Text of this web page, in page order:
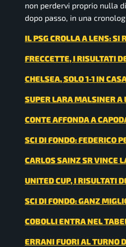
non perdervi proprio nulla
dopo passo, in una
IL PSG CROLLA A LENS: SI
FRECCETTE, I RISULTATI
CHELSEA, SOLO 1-1 IN
SUPER LARA MALSINER A
CONTE AFFONDA A
SCI DI FONDO: FEDERICO
CARLOS SAINZ SR VINCE
UNITED CUP, I RISULTATI
SCI DI FONDO: GANZ
COBOLLI ENTRA NEL
ERRANI FUORI AL TURNO